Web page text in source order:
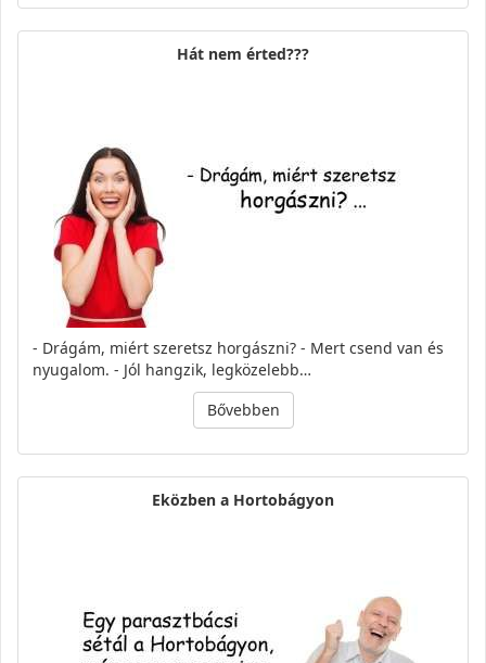
Hát nem érted???
- Drágám, miért szeretsz horgászni? - Mert csend van és
nyugalom. - Jól hangzik, legközelebb…
Bővebben
Eközben a Hortobágyon